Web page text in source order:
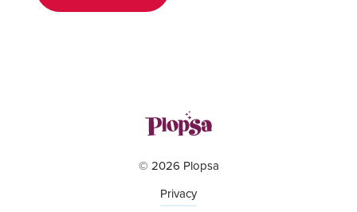
© 2026 Plopsa
Privacy